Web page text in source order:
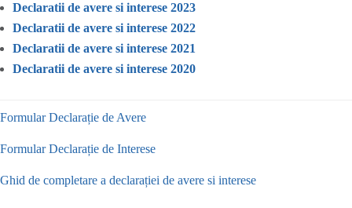
Declaratii de avere si interese 2023
Declaratii de avere si interese 2022
Declaratii de avere si interese 2021
Declaratii de avere si interese 2020
Formular Declarație de Avere
Formular Declarație de Interese
Ghid de completare a declarației de avere si interese